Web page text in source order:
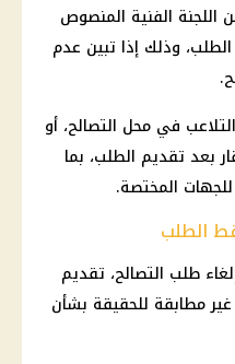
الفنية المنصوص
وذلك إذا تبين عدم
في محل التصالح، أو
بعد تقديم الطلب، بما
المختصة.
الطلب
طلب التصالح، تقديم
مطابقة للحقيقة بشأن